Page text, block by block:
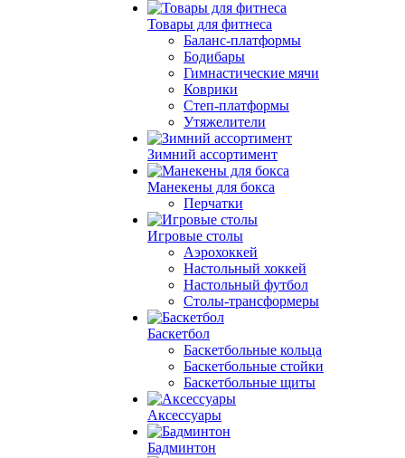
Товары для фитнеса
Баланс-платформы
Бодибары
Гимнастические мячи
Коврики
Степ-платформы
Утяжелители
Зимний ассортимент
Манекены для бокса
Перчатки
Игровые столы
Аэрохоккей
Настольный хоккей
Настольный футбол
Столы-трансформеры
Баскетбол
Баскетбольные кольца
Баскетбольные стойки
Баскетбольные щиты
Аксессуары
Бадминтон